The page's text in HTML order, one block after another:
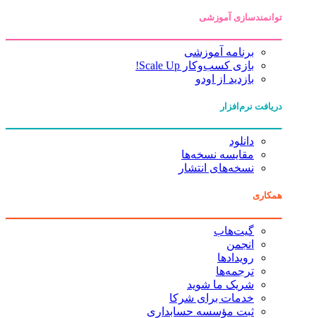
توانمندسازی آموزشی
برنامه آموزشی
بازی کسب‌وکار Scale Up!
بازدید از اودو
دریافت نرم‌افزار
دانلود
مقایسه نسخه‌ها
نسخه‌های انتشار
همکاری
گیت‌هاب
انجمن
رویدادها
ترجمه‌ها
شریک ما شوید
خدمات برای شرکا
ثبت مؤسسه حسابداری